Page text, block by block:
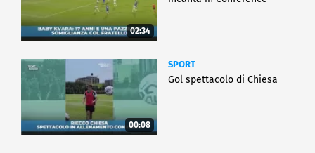
02:34
00:08
SPORT
Gol spettacolo di Chiesa